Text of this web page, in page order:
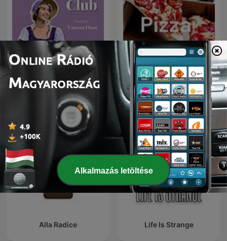
Brit Lit Book Club EE
Alla Radice Life Is Strange
Alkalmazás letöltése